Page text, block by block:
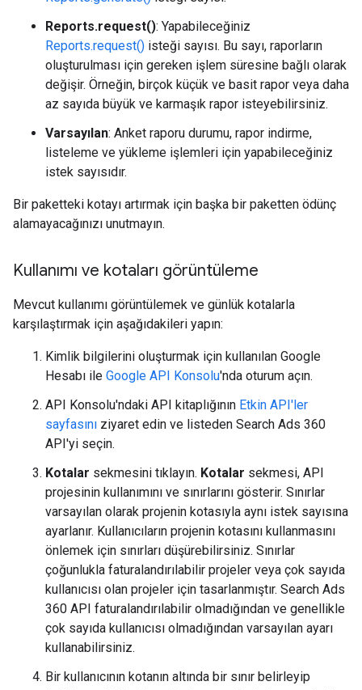
Reports.request(): Yapabileceğiniz
Reports.request() isteği sayısı. Bu sayı, raporların
oluşturulması için gereken işlem süresine bağlı olarak
değişir. Örneğin, birçok küçük ve basit rapor veya daha
az sayıda büyük ve karmaşık rapor isteyebilirsiniz.
Varsayılan: Anket raporu durumu, rapor indirme,
listeleme ve yükleme işlemleri için yapabileceğiniz
istek sayısıdır.
Bir paketteki kotayı artırmak için başka bir paketten ödünç
alamayacağınızı unutmayın.
Kullanımı ve kotaları görüntüleme
Mevcut kullanımı görüntülemek ve günlük kotalarla
karşılaştırmak için aşağıdakileri yapın:
Kimlik bilgilerini oluşturmak için kullanılan Google
Hesabı ile Google API Konsolu'nda oturum açın.
API Konsolu'ndaki API kitaplığının Etkin API'ler
sayfasını ziyaret edin ve listeden Search Ads 360
API'yi seçin.
Kotalar sekmesini tıklayın. Kotalar sekmesi, API
projesinin kullanımını ve sınırlarını gösterir. Sınırlar
varsayılan olarak projenin kotasıyla aynı istek sayısına
ayarlanır. Kullanıcıların projenin kotasını kullanmasını
önlemek için sınırları düşürebilirsiniz. Sınırlar
çoğunlukla faturalandırılabilir projeler veya çok sayıda
kullanıcısı olan projeler için tasarlanmıştır. Search Ads
360 API faturalandırılabilir olmadığından ve genellikle
çok sayıda kullanıcısı olmadığından varsayılan ayarı
kullanabilirsiniz.
Bir kullanıcının kotanın altında bir sınır belirleyip